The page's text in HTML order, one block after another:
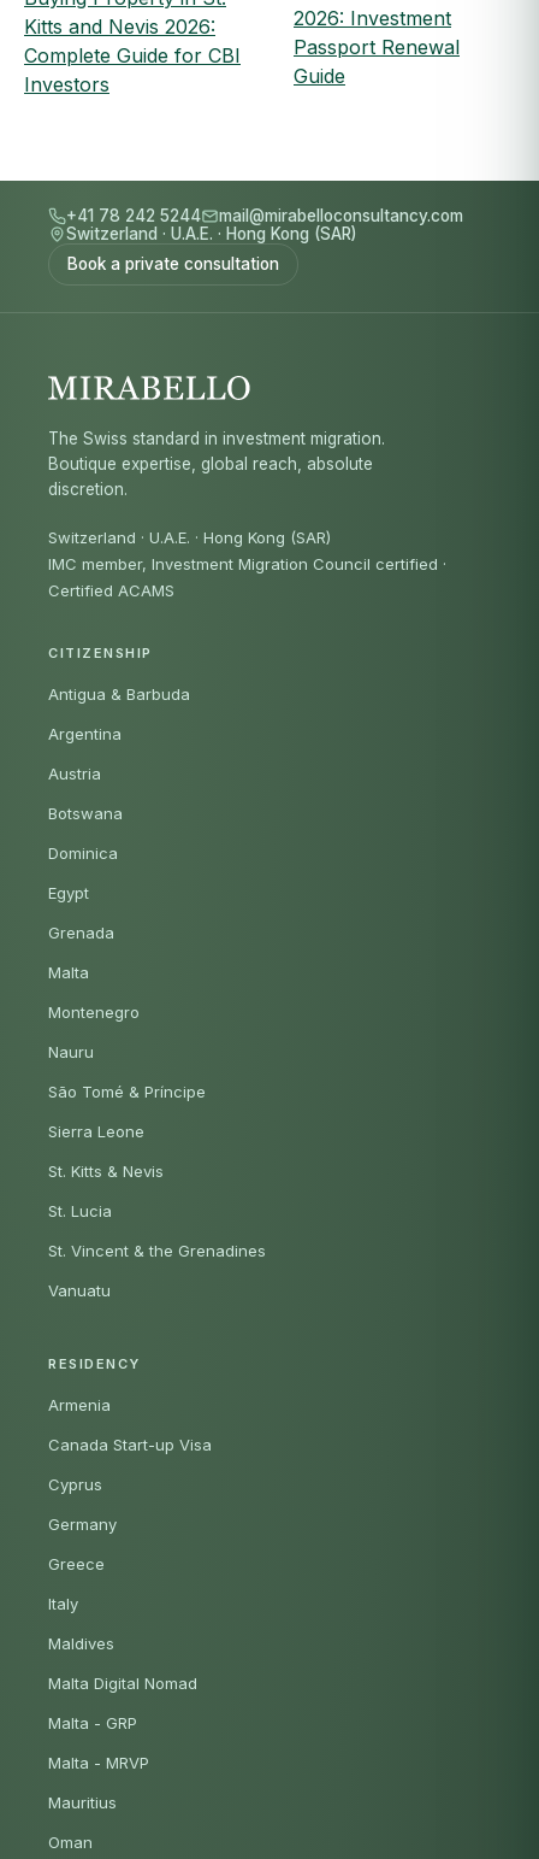
Kitts and Nevis 2026:
Complete Guide for CBI
Investors
2026: Investment
Passport Renewal
Guide
+41 78 242 5244
mail@mirabelloconsultancy.com
Switzerland · U.A.E. · Hong Kong (SAR)
Book a private consultation
The Swiss standard in investment migration.
Boutique expertise, global reach, absolute
discretion.
Switzerland · U.A.E. · Hong Kong (SAR)
IMC member, Investment Migration Council certified ·
Certified ACAMS
CITIZENSHIP
Antigua & Barbuda
Argentina
Austria
Botswana
Dominica
Egypt
Grenada
Malta
Montenegro
Nauru
São Tomé & Príncipe
Sierra Leone
St. Kitts & Nevis
St. Lucia
St. Vincent & the Grenadines
Vanuatu
RESIDENCY
Armenia
Canada Start-up Visa
Cyprus
Germany
Greece
Italy
Maldives
Malta Digital Nomad
Malta - GRP
Malta - MRVP
Mauritius
Oman